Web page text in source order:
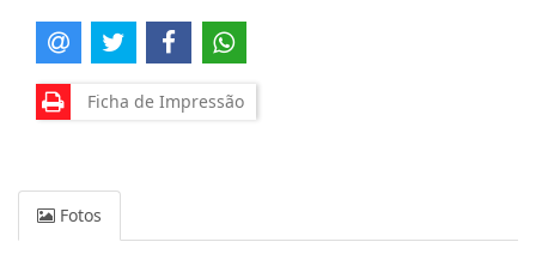
Ficha de Impressão
Fotos